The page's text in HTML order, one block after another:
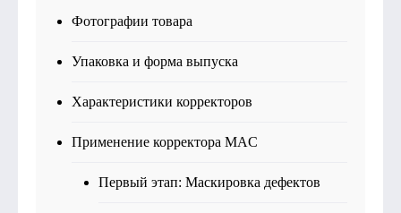
Фотографии товара
Упаковка и форма выпуска
Характеристики корректоров
Применение корректора MAC
Первый этап: Маскировка дефектов